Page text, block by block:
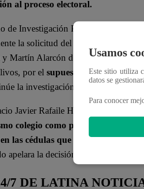
al proceso electoral.
de Investigación Preparatoria de
la solicitud del fiscal, quien no
Martín Alarcón de la Cruz,
por el supuesto delito contra
la investigación por la vía regular.
Javier Rafaile Huamayalli,
colegio como personero de
las cédulas que firmó,también
apelara la decisión del Poder Judicial.
7 DE LATINA
Usamos
Este sitio utiliza
datos se
Para conocer